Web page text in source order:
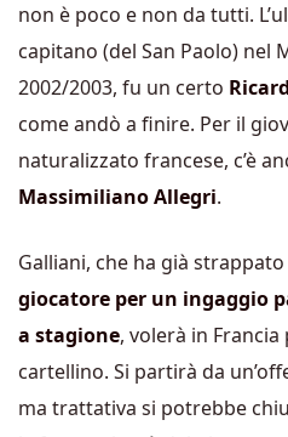
non è poco e non da tutti.
capitano (del San Paolo) nel
2002/2003, fu un certo
come andò a finire. Per il
naturalizzato francese, c’è
Massimiliano Allegri.
Galliani, che ha già strappato
giocatore per un ingaggio
a stagione, volerà in
cartellino. Si partirà da
ma trattativa si potrebbe